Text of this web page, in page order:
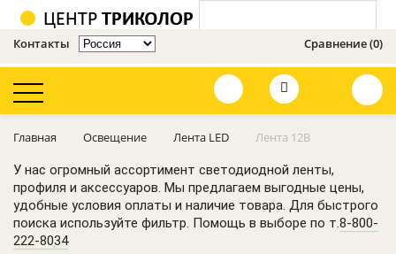
Контакты Сравнение (0)
Освещение
Усилители 3G, 4G,
Главная Освещение Лента LED Лента 12В
У нас огромный ассортимент светодиодной ленты,
профиля и аксессуаров. Мы предлагаем выгодные цены,
удобные условия оплаты и наличие товара. Для быстрого
поиска используйте фильтр. Помощь в выборе по т.8-800-
222-8034